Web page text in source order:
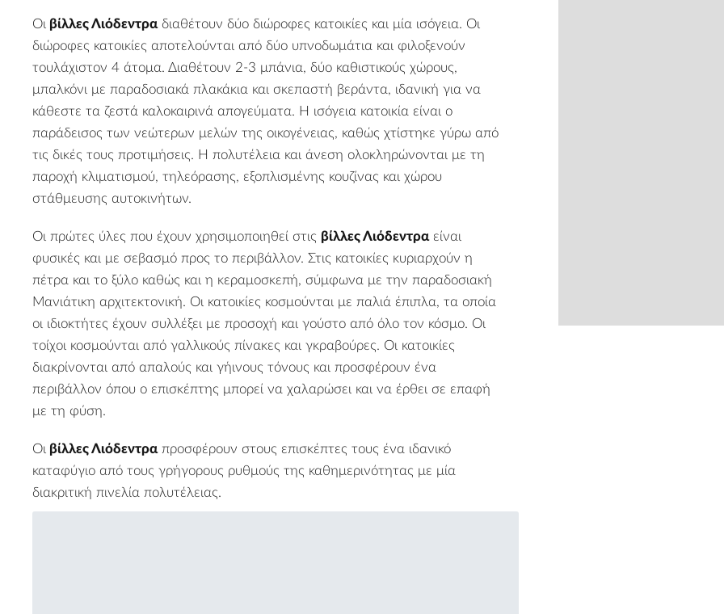
Οι βίλλεςΛιόδεντραδιαθέτουν δύο διώροφες κατοικίες και μία ισόγεια. Οι
διώροφες κατοικίες αποτελούνται από δύο υπνοδωμάτια και φιλοξενούν
τουλάχιστον 4 άτομα. Διαθέτουν 2-3 μπάνια, δύο καθιστικούς χώρους,
μπαλκόνι με παραδοσιακά πλακάκια και σκεπαστή βεράντα, ιδανική για να
κάθεστε τα ζεστά καλοκαιρινά απογεύματα. Η ισόγεια κατοικία είναι ο
παράδεισος των νεώτερων μελών της οικογένειας, καθώς χτίστηκε γύρω από
τις δικές τους προτιμήσεις. Η πολυτέλεια και άνεση ολοκληρώνονται με τη
παροχή κλιματισμού, τηλεόρασης, εξοπλισμένης κουζίνας και χώρου
στάθμευσης αυτοκινήτων.
Οι πρώτες ύλες που έχουν χρησιμοποιηθεί στις βίλλεςΛιόδεντραείναι
φυσικές και με σεβασμό προς το περιβάλλον. Στις κατοικίες κυριαρχούν η
πέτρα και το ξύλο καθώς και η κεραμοσκεπή, σύμφωνα με την παραδοσιακή
Μανιάτικη αρχιτεκτονική. Οι κατοικίες κοσμούνται με παλιά έπιπλα, τα οποία
οι ιδιοκτήτες έχουν συλλέξει με προσοχή και γούστο από όλο τον κόσμο. Οι
τοίχοι κοσμούνται από γαλλικούς πίνακες και γκραβούρες. Οι κατοικίες
διακρίνονται από απαλούς και γήινους τόνους και προσφέρουν ένα
περιβάλλον όπου ο επισκέπτης μπορεί να χαλαρώσει και να έρθει σε επαφή
με τη φύση.
Οι βίλλεςΛιόδεντραπροσφέρουν στους επισκέπτες τους ένα ιδανικό
καταφύγιο από τους γρήγορους ρυθμούς της καθημερινότητας με μία
διακριτική πινελία πολυτέλειας.